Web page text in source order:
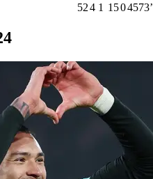
524 1 1504573ʼ